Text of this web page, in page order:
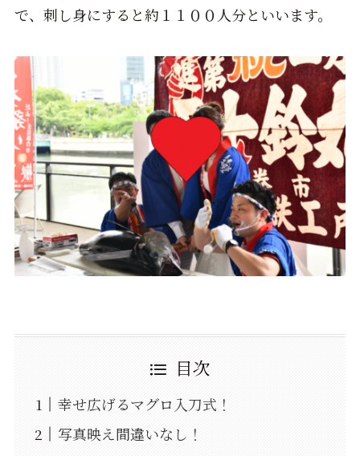
で、刺し身にすると約１１００人分といいます。
目次
幸せ広げるマグロ入刀式！
写真映え間違いなし！